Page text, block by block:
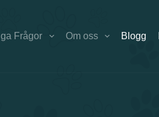
Frågor Om oss Blogg